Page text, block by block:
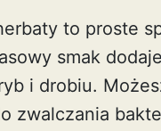
to proste
smak
i drobiu.
zwalczania